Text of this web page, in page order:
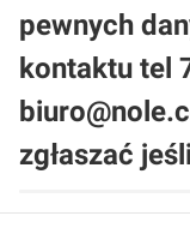
pewnych
kontaktu tel
zgłaszać